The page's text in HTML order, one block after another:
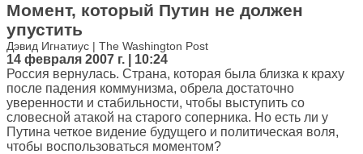
Момент, который Путин не должен
упустить
Дэвид Игнатиус | The Washington Post
14 февраля 2007 г. | 10:24
Россия вернулась. Страна, которая была близка к краху
после падения коммунизма, обрела достаточно
уверенности и стабильности, чтобы выступить со
словесной атакой на старого соперника. Но есть ли у
Путина четкое видение будущего и политическая воля,
чтобы воспользоваться моментом?